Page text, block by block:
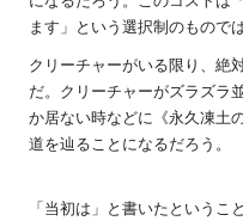
ます」という選択制のものでは
クリーチャーがいる限り、絶
だ。クリーチャーがズラズラ
か居ない時などに《永久凍土
道を辿ることになるだろう。
「当初は」と書いたというこ